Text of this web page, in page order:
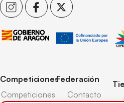
Competiciones
Competiciones
Federación
Contacto